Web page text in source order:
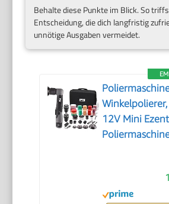
Behalte diese Punkte im Blick. So
Entscheidung, die dich langfristig
unnötige Ausgaben vermeidet.
Winkelpolierer,
12V Mini
Polierteller/
zum Polieren